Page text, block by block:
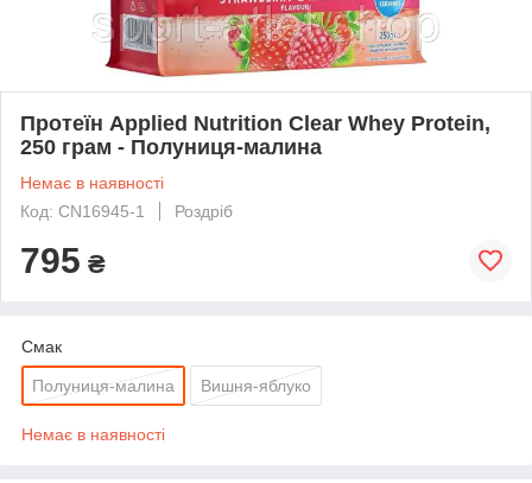
Протеїн Applied Nutrition Clear Whey Protein,
250 грам - Полуниця-малина
Немає в наявності
Код: CN16945-1
Роздріб
795 ₴
Смак
Полуниця-малина Вишня-яблуко
Немає в наявності